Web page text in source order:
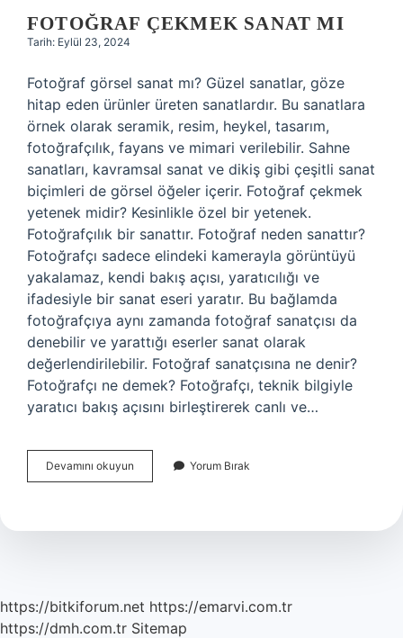
FOTOĞRAF ÇEKMEK SANAT MI
Tarih: Eylül 23, 2024
Fotoğraf görsel sanat mı? Güzel sanatlar, göze
hitap eden ürünler üreten sanatlardır. Bu sanatlara
örnek olarak seramik, resim, heykel, tasarım,
fotoğrafçılık, fayans ve mimari verilebilir. Sahne
sanatları, kavramsal sanat ve dikiş gibi çeşitli sanat
biçimleri de görsel öğeler içerir. Fotoğraf çekmek
yetenek midir? Kesinlikle özel bir yetenek.
Fotoğrafçılık bir sanattır. Fotoğraf neden sanattır?
Fotoğrafçı sadece elindeki kamerayla görüntüyü
yakalamaz, kendi bakış açısı, yaratıcılığı ve
ifadesiyle bir sanat eseri yaratır. Bu bağlamda
fotoğrafçıya aynı zamanda fotoğraf sanatçısı da
denebilir ve yarattığı eserler sanat olarak
değerlendirilebilir. Fotoğraf sanatçısına ne denir?
Fotoğrafçı ne demek? Fotoğrafçı, teknik bilgiyle
yaratıcı bakış açısını birleştirerek canlı ve…
Devamını okuyun Fotoğraf
Çekmek
Yorum Bırak
https://bitkiforum.net https://emarvi.com.tr
https://dmh.com.tr Sitemap